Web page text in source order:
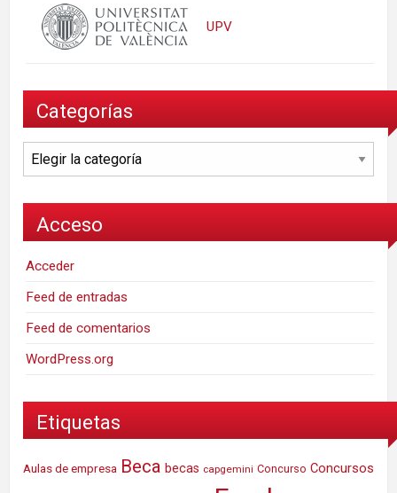
UPV
Categorías
Categorías
Acceso
Acceder
Feed de entradas
Feed de comentarios
WordPress.org
Etiquetas
Aulas de empresa Beca becas capgemini Concurso Concursos